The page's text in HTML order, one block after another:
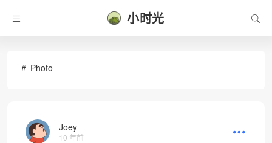
小时光
Photo
Joey
10 年前